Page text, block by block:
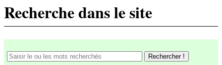
Recherche dans le site